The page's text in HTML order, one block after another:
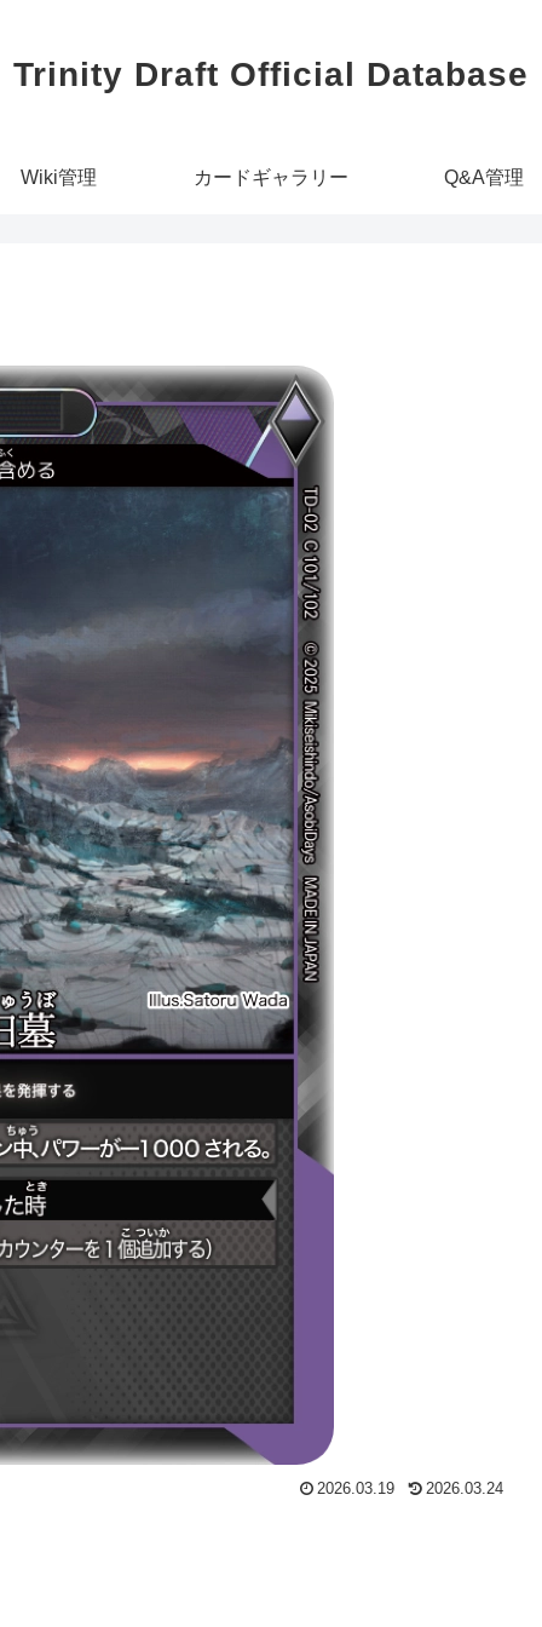
Trinity Draft Official Database
Wiki管理 カードギャラリー Q&A管理
2026.03.19 2026.03.24